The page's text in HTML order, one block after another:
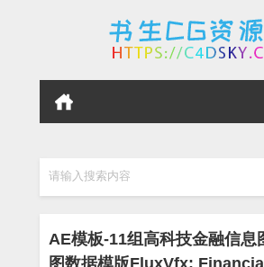
请输入搜索内容
AE模板-11组高科技金融信息
图数据模版FluxVfx: